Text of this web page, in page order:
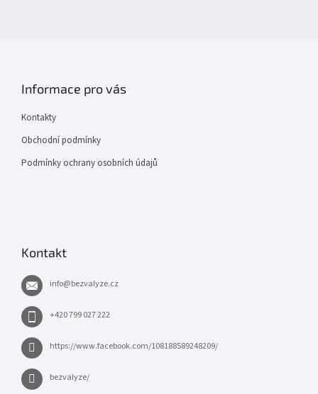
Informace pro vás
Kontakty
Obchodní podmínky
Podmínky ochrany osobních údajů
Kontakt
info@bezvalyze.cz
+420 799 027 222
https://www.facebook.com/108188589248209/
bezvalyze/